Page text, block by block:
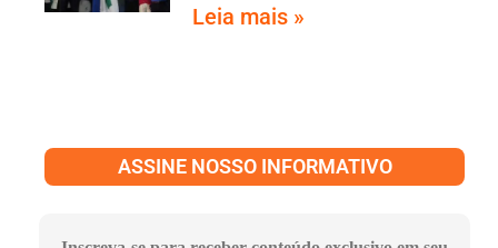
Leia mais »
ASSINE NOSSO INFORMATIVO